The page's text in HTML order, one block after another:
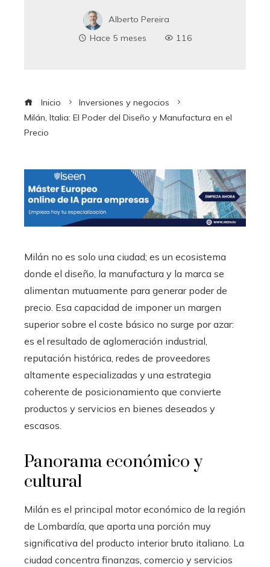
Alberto Pereira
Hace 5 meses
116
Inicio
Inversiones y negocios
Milán, Italia: El Poder del Diseño y Manufactura en el
Precio
Milán no es solo una ciudad; es un ecosistema
donde el diseño, la manufactura y la marca se
alimentan mutuamente para generar poder de
precio. Esa capacidad de imponer un margen
superior sobre el coste básico no surge por azar:
es el resultado de aglomeración industrial,
reputación histórica, redes de proveedores
altamente especializadas y una estrategia
coherente de posicionamiento que convierte
productos y servicios en bienes deseados y
escasos.
Panorama económico y
cultural
Milán es el principal motor económico de la región
de Lombardía, que aporta una porción muy
significativa del producto interior bruto italiano. La
ciudad concentra finanzas, comercio y servicios